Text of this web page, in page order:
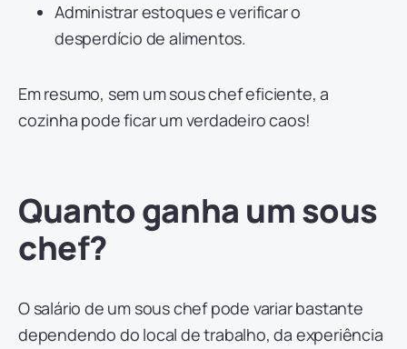
Administrar estoques e verificar o
desperdício de alimentos.
Em resumo, sem um sous chef eficiente, a
cozinha pode ficar um verdadeiro caos!
Quanto ganha um sous
chef?
O salário de um sous chef pode variar bastante
dependendo do local de trabalho, da experiência